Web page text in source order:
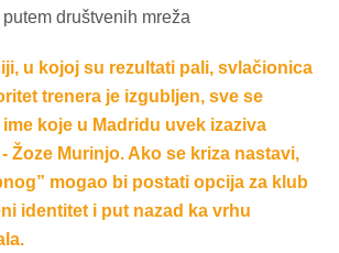
društvenih mreža
u kojoj su rezultati pali, svlačionica
trenera je izgubljen, sve se
koje u Madridu uvek izaziva
Žoze Murinjo. Ako se kriza nastavi,
mogao bi postati opcija za klub
identitet i put nazad ka vrhu